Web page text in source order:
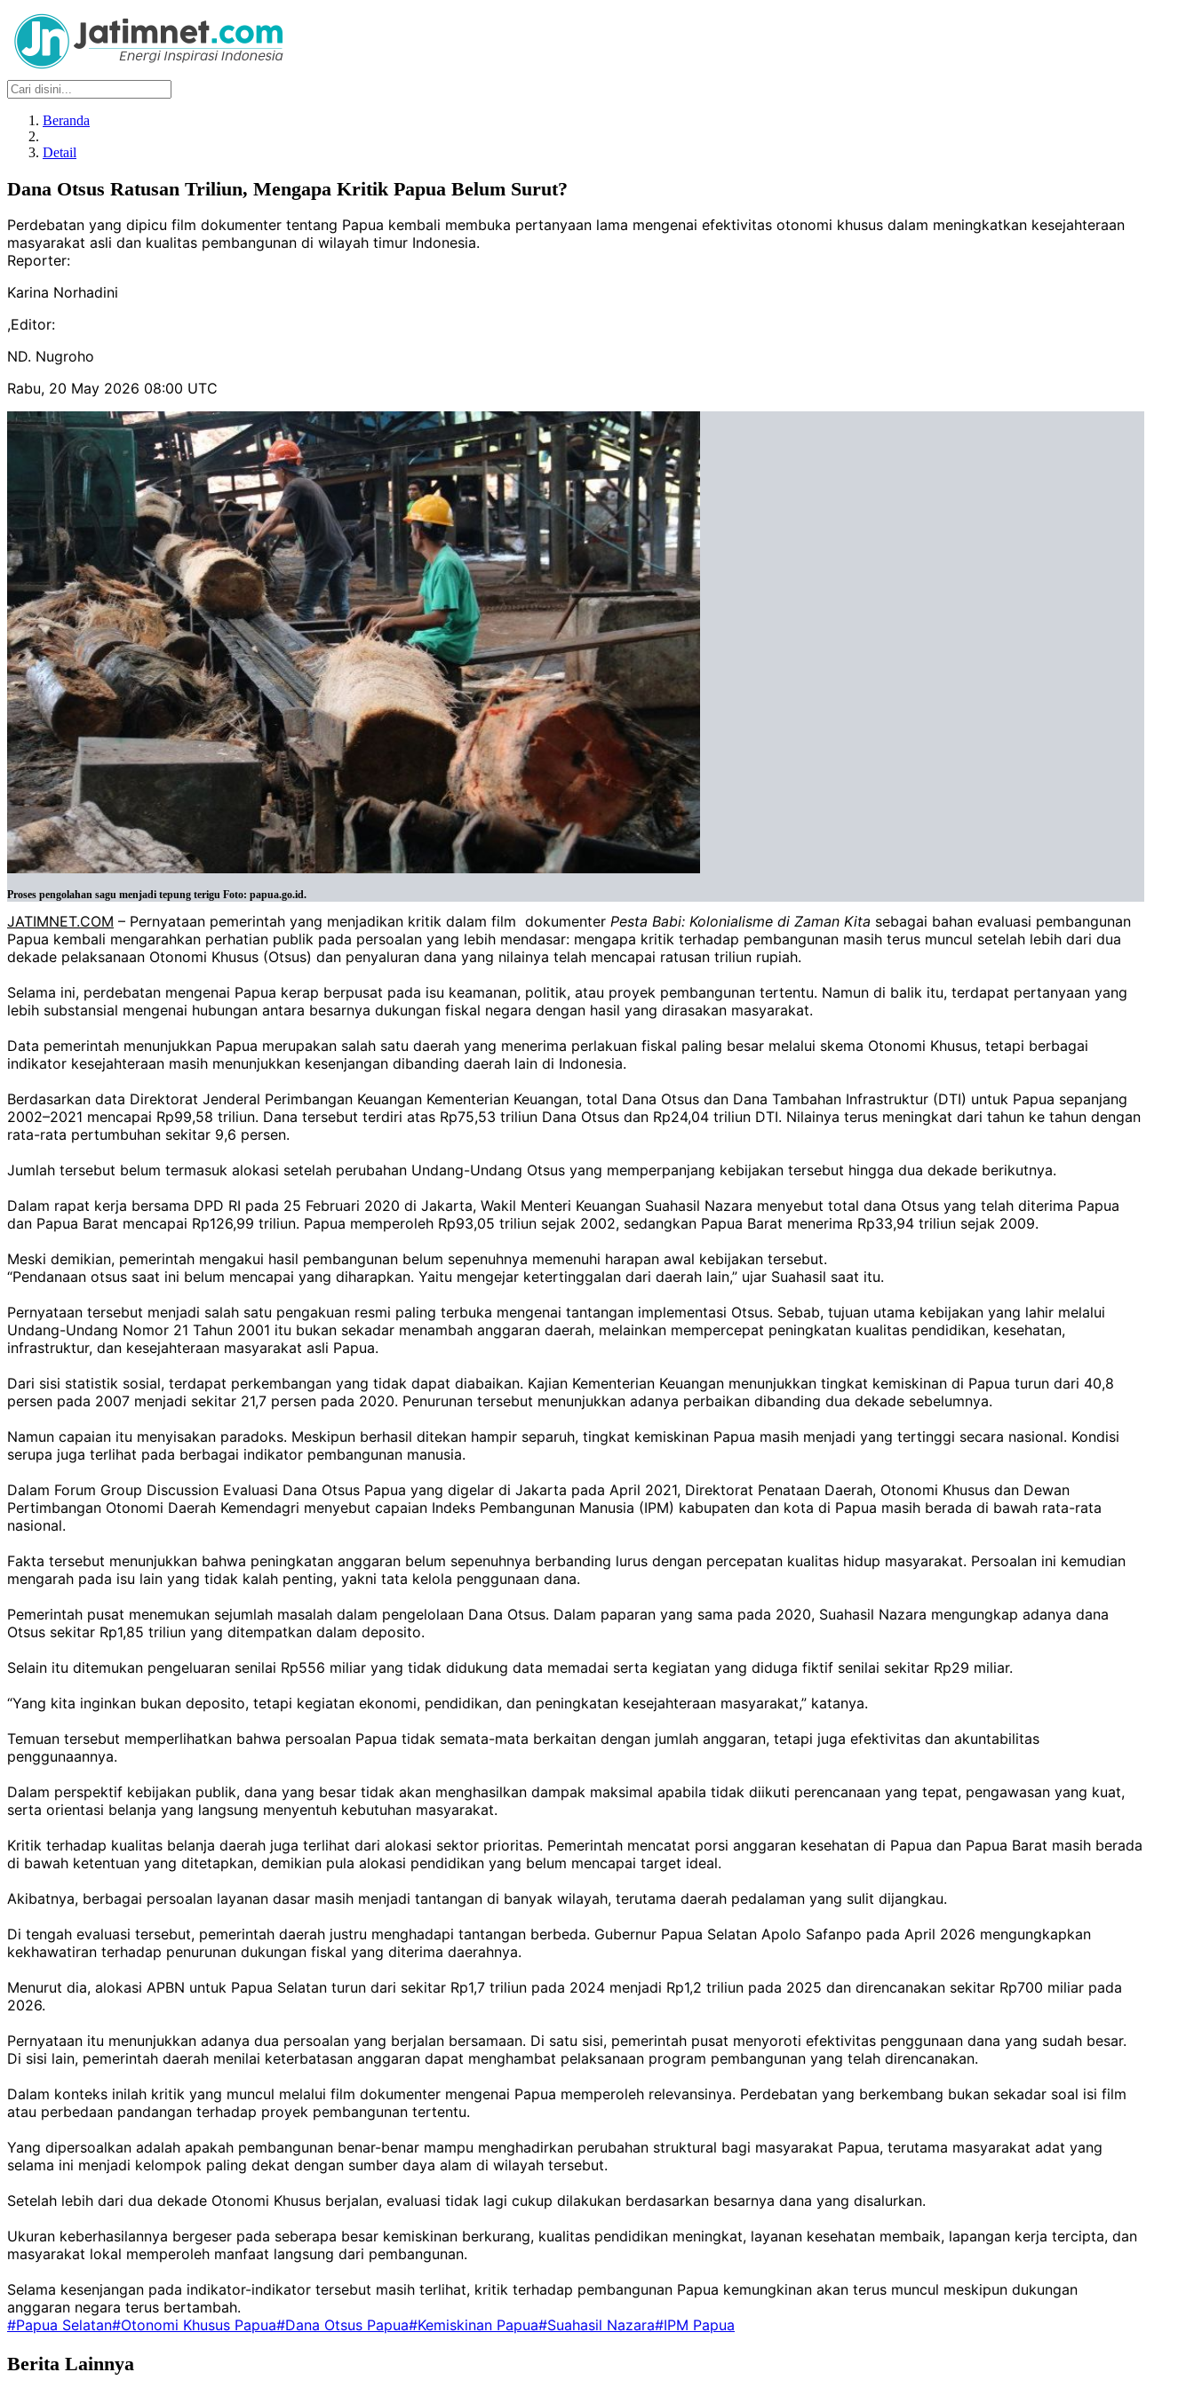
Beranda
Detail
Dana Otsus Ratusan Triliun, Mengapa Kritik Papua Belum Surut?
Perdebatan yang dipicu film dokumenter tentang Papua kembali membuka pertanyaan lama mengenai efektivitas otonomi khusus dalam meningkatkan kesejahteraan
masyarakat asli dan kualitas pembangunan di wilayah timur Indonesia.
Reporter:
Karina Norhadini
,Editor:
ND. Nugroho
Rabu, 20 May 2026 08:00 UTC
Proses pengolahan sagu menjadi tepung terigu Foto: papua.go.id.
JATIMNET.COM – Pernyataan pemerintah yang menjadikan kritik dalam film dokumenter Pesta Babi: Kolonialisme di Zaman Kita sebagai bahan evaluasi pembangunan
Papua kembali mengarahkan perhatian publik pada persoalan yang lebih mendasar: mengapa kritik terhadap pembangunan masih terus muncul setelah lebih dari dua
dekade pelaksanaan Otonomi Khusus (Otsus) dan penyaluran dana yang nilainya telah mencapai ratusan triliun rupiah.
Selama ini, perdebatan mengenai Papua kerap berpusat pada isu keamanan, politik, atau proyek pembangunan tertentu. Namun di balik itu, terdapat pertanyaan yang
lebih substansial mengenai hubungan antara besarnya dukungan fiskal negara dengan hasil yang dirasakan masyarakat.
Data pemerintah menunjukkan Papua merupakan salah satu daerah yang menerima perlakuan fiskal paling besar melalui skema Otonomi Khusus, tetapi berbagai
indikator kesejahteraan masih menunjukkan kesenjangan dibanding daerah lain di Indonesia.
Berdasarkan data Direktorat Jenderal Perimbangan Keuangan Kementerian Keuangan, total Dana Otsus dan Dana Tambahan Infrastruktur (DTI) untuk Papua sepanjang
2002–2021 mencapai Rp99,58 triliun. Dana tersebut terdiri atas Rp75,53 triliun Dana Otsus dan Rp24,04 triliun DTI. Nilainya terus meningkat dari tahun ke tahun dengan
rata-rata pertumbuhan sekitar 9,6 persen.
Jumlah tersebut belum termasuk alokasi setelah perubahan Undang-Undang Otsus yang memperpanjang kebijakan tersebut hingga dua dekade berikutnya.
Dalam rapat kerja bersama DPD RI pada 25 Februari 2020 di Jakarta, Wakil Menteri Keuangan Suahasil Nazara menyebut total dana Otsus yang telah diterima Papua
dan Papua Barat mencapai Rp126,99 triliun. Papua memperoleh Rp93,05 triliun sejak 2002, sedangkan Papua Barat menerima Rp33,94 triliun sejak 2009.
Meski demikian, pemerintah mengakui hasil pembangunan belum sepenuhnya memenuhi harapan awal kebijakan tersebut.
“Pendanaan otsus saat ini belum mencapai yang diharapkan. Yaitu mengejar ketertinggalan dari daerah lain,” ujar Suahasil saat itu.
Pernyataan tersebut menjadi salah satu pengakuan resmi paling terbuka mengenai tantangan implementasi Otsus. Sebab, tujuan utama kebijakan yang lahir melalui
Undang-Undang Nomor 21 Tahun 2001 itu bukan sekadar menambah anggaran daerah, melainkan mempercepat peningkatan kualitas pendidikan, kesehatan,
infrastruktur, dan kesejahteraan masyarakat asli Papua.
Dari sisi statistik sosial, terdapat perkembangan yang tidak dapat diabaikan. Kajian Kementerian Keuangan menunjukkan tingkat kemiskinan di Papua turun dari 40,8
persen pada 2007 menjadi sekitar 21,7 persen pada 2020. Penurunan tersebut menunjukkan adanya perbaikan dibanding dua dekade sebelumnya.
Namun capaian itu menyisakan paradoks. Meskipun berhasil ditekan hampir separuh, tingkat kemiskinan Papua masih menjadi yang tertinggi secara nasional. Kondisi
serupa juga terlihat pada berbagai indikator pembangunan manusia.
Dalam Forum Group Discussion Evaluasi Dana Otsus Papua yang digelar di Jakarta pada April 2021, Direktorat Penataan Daerah, Otonomi Khusus dan Dewan
Pertimbangan Otonomi Daerah Kemendagri menyebut capaian Indeks Pembangunan Manusia (IPM) kabupaten dan kota di Papua masih berada di bawah rata-rata
nasional.
Fakta tersebut menunjukkan bahwa peningkatan anggaran belum sepenuhnya berbanding lurus dengan percepatan kualitas hidup masyarakat. Persoalan ini kemudian
mengarah pada isu lain yang tidak kalah penting, yakni tata kelola penggunaan dana.
Pemerintah pusat menemukan sejumlah masalah dalam pengelolaan Dana Otsus. Dalam paparan yang sama pada 2020, Suahasil Nazara mengungkap adanya dana
Otsus sekitar Rp1,85 triliun yang ditempatkan dalam deposito.
Selain itu ditemukan pengeluaran senilai Rp556 miliar yang tidak didukung data memadai serta kegiatan yang diduga fiktif senilai sekitar Rp29 miliar.
“Yang kita inginkan bukan deposito, tetapi kegiatan ekonomi, pendidikan, dan peningkatan kesejahteraan masyarakat,” katanya.
Temuan tersebut memperlihatkan bahwa persoalan Papua tidak semata-mata berkaitan dengan jumlah anggaran, tetapi juga efektivitas dan akuntabilitas
penggunaannya.
Dalam perspektif kebijakan publik, dana yang besar tidak akan menghasilkan dampak maksimal apabila tidak diikuti perencanaan yang tepat, pengawasan yang kuat,
serta orientasi belanja yang langsung menyentuh kebutuhan masyarakat.
Kritik terhadap kualitas belanja daerah juga terlihat dari alokasi sektor prioritas. Pemerintah mencatat porsi anggaran kesehatan di Papua dan Papua Barat masih berada
di bawah ketentuan yang ditetapkan, demikian pula alokasi pendidikan yang belum mencapai target ideal.
Akibatnya, berbagai persoalan layanan dasar masih menjadi tantangan di banyak wilayah, terutama daerah pedalaman yang sulit dijangkau.
Di tengah evaluasi tersebut, pemerintah daerah justru menghadapi tantangan berbeda. Gubernur Papua Selatan Apolo Safanpo pada April 2026 mengungkapkan
kekhawatiran terhadap penurunan dukungan fiskal yang diterima daerahnya.
Menurut dia, alokasi APBN untuk Papua Selatan turun dari sekitar Rp1,7 triliun pada 2024 menjadi Rp1,2 triliun pada 2025 dan direncanakan sekitar Rp700 miliar pada
2026.
Pernyataan itu menunjukkan adanya dua persoalan yang berjalan bersamaan. Di satu sisi, pemerintah pusat menyoroti efektivitas penggunaan dana yang sudah besar.
Di sisi lain, pemerintah daerah menilai keterbatasan anggaran dapat menghambat pelaksanaan program pembangunan yang telah direncanakan.
Dalam konteks inilah kritik yang muncul melalui film dokumenter mengenai Papua memperoleh relevansinya. Perdebatan yang berkembang bukan sekadar soal isi film
atau perbedaan pandangan terhadap proyek pembangunan tertentu.
Yang dipersoalkan adalah apakah pembangunan benar-benar mampu menghadirkan perubahan struktural bagi masyarakat Papua, terutama masyarakat adat yang
selama ini menjadi kelompok paling dekat dengan sumber daya alam di wilayah tersebut.
Setelah lebih dari dua dekade Otonomi Khusus berjalan, evaluasi tidak lagi cukup dilakukan berdasarkan besarnya dana yang disalurkan.
Ukuran keberhasilannya bergeser pada seberapa besar kemiskinan berkurang, kualitas pendidikan meningkat, layanan kesehatan membaik, lapangan kerja tercipta, dan
masyarakat lokal memperoleh manfaat langsung dari pembangunan.
Selama kesenjangan pada indikator-indikator tersebut masih terlihat, kritik terhadap pembangunan Papua kemungkinan akan terus muncul meskipun dukungan
anggaran negara terus bertambah.
#Papua Selatan#Otonomi Khusus Papua#Dana Otsus Papua#Kemiskinan Papua#Suahasil Nazara#IPM Papua
Berita Lainnya